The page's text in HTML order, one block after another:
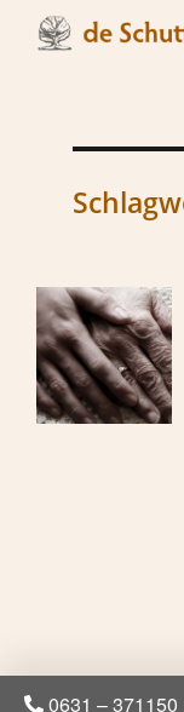
0631 – 371150